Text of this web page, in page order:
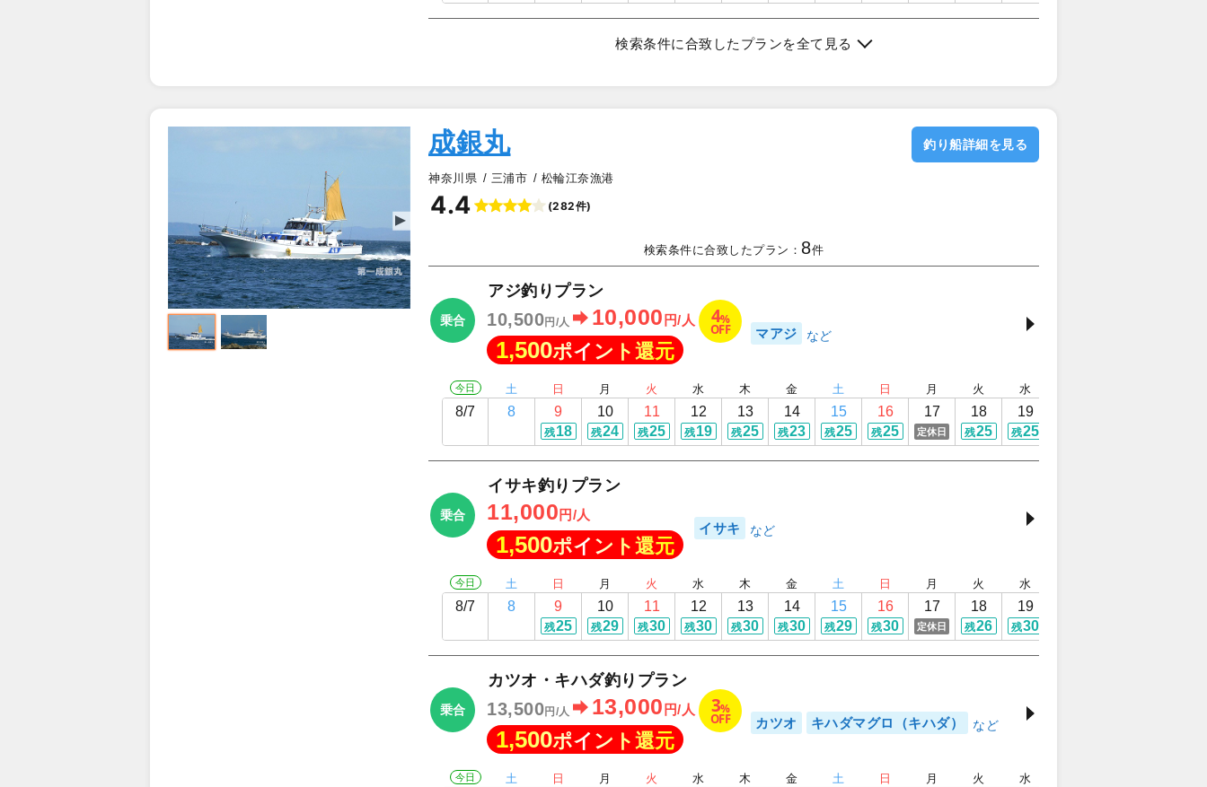
検索条件に合致したプランを全て見る
▲
成銀丸
神奈川県 三浦市 松輪江奈漁港
4.4 (282件)
釣り船詳細を見る
検索条件に合致したプラン： 8件
乗合
アジ釣りプラン
10,500円/人 10,000 円/人 4%
OFF
1,500ポイント還元
マアジ
今日
8/7
土
8
日
9
残18
月
10
残24
火
11
残25
水
12
残19
木
13
残25
金
14
残23
土
15
残25
日
16
残25
月
17
定休日
火
18
残25
水
19
残25
乗合
イサキ釣りプラン
11,000 円/人
1,500ポイント還元
イサキ
今日
8/7
土
8
日
9
残25
月
10
残29
火
11
残30
水
12
残30
木
13
残30
金
14
残30
土
15
残29
日
16
残30
月
17
定休日
火
18
残26
水
19
残30
乗合
カツオ・キハダ釣りプラン
13,500円/人 13,000 円/人 3%
OFF
1,500ポイント還元
カツオ キハダマグロ（キハダ）
今日 土 日 月 火 水 木 金 土 日 月 火 水